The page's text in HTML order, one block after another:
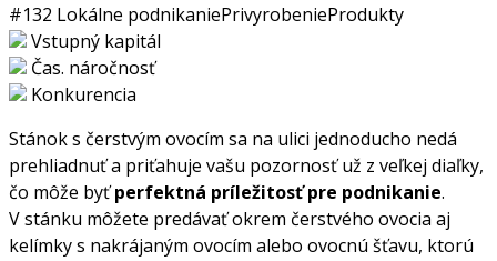
#132 Lokálne podnikaniePrivyrobenieProdukty
Vstupný kapitál
Čas. náročnosť
Konkurencia
Stánok s čerstvým ovocím sa na ulici jednoducho nedá
prehliadnuť a priťahuje vašu pozornosť už z veľkej diaľky,
čo môže byťperfektná príležitosť pre podnikanie.
V stánku môžete predávať okrem čerstvého ovocia aj
kelímky s nakrájaným ovocím alebo ovocnú šťavu, ktorú